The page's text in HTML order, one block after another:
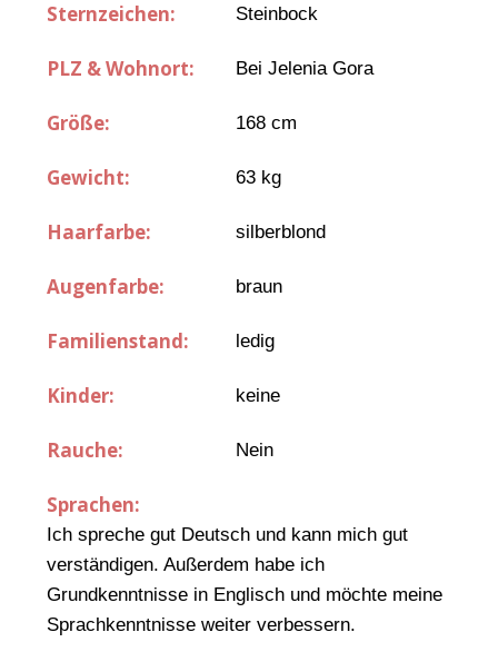
Sternzeichen: Steinbock
PLZ & Wohnort: Bei Jelenia Gora
Größe: 168 cm
Gewicht: 63 kg
Haarfarbe: silberblond
Augenfarbe: braun
Familienstand: ledig
Kinder: keine
Rauche: Nein
Sprachen:
Ich spreche gut Deutsch und kann mich gut
verständigen. Außerdem habe ich
Grundkenntnisse in Englisch und möchte meine
Sprachkenntnisse weiter verbessern.